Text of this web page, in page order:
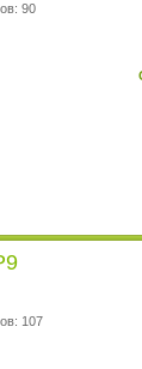
90
107